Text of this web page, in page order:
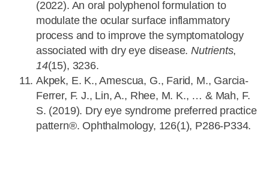
(2022). An oral polyphenol formulation to
modulate the ocular surface inflammatory
process and to improve the symptomatology
associated with dry eye disease.Nutrients,
14(15), 3236.
Akpek, E. K., Amescua, G., Farid, M., Garcia-
Ferrer, F. J., Lin, A., Rhee, M. K., … & Mah, F.
S. (2019). Dry eye syndrome preferred practice
pattern®. Ophthalmology, 126(1), P286-P334.